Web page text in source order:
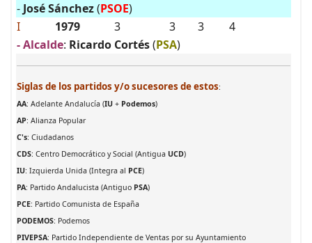
- José Sánchez(PSOE)
I
1979 3 3 3
4
- Alcalde: Ricardo Cortés(PSA)
Siglas de los partidos y/o sucesores de estos:
AA: Adelante Andalucía (IU + Podemos)
AP: Alianza Popular
C's: Ciudadanos
CDS: Centro Democrático y Social (Antigua UCD)
IU: Izquierda Unida (Integra al PCE)
PA: Partido Andalucista (Antiguo PSA)
PCE: Partido Comunista de España
PODEMOS: Podemos
PIVEPSA: Partido Independiente de Ventas por su Ayuntamiento